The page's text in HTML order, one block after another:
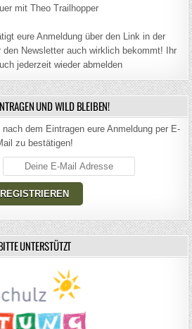
mit Theo Trailhopper
eure Anmeldung über den Link in der
Newsletter auch wirklich bekommt! Ihr
jederzeit wieder abmelden
UND WILD BLEIBEN!
dem Eintragen eure Anmeldung per E-
zu bestätigen!
UNTERSTÜTZT